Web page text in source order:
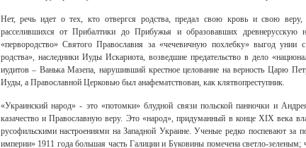
Нет, речь идет о тех, кто отвергся родства, предал свою кровь и свою веру,
расселившихся от Прибалтики до Прибужья и образовавших древнерусскую
«первородство» Святого Православия за «чечевичную похлебку» выгод
родства», наследники Иуды Искариота, возведшие предательство в дело
иудитов – Ванька Мазепа, нарушивший крестное целование на верность Царю
Иуды, а Православной Церковью был анафематствован, как клятвопреступник.
«Украинский народ» - это «потомки» блудной связи польской панночки и
казачество и Православную веру. Это «народ», придуманный в конце XIX века
русофильскими настроениями на Западной Украине. Ученые редко поспевают за
империи» 1911 года большая часть Галиции и Буковины помечена светло-
Свидетельство